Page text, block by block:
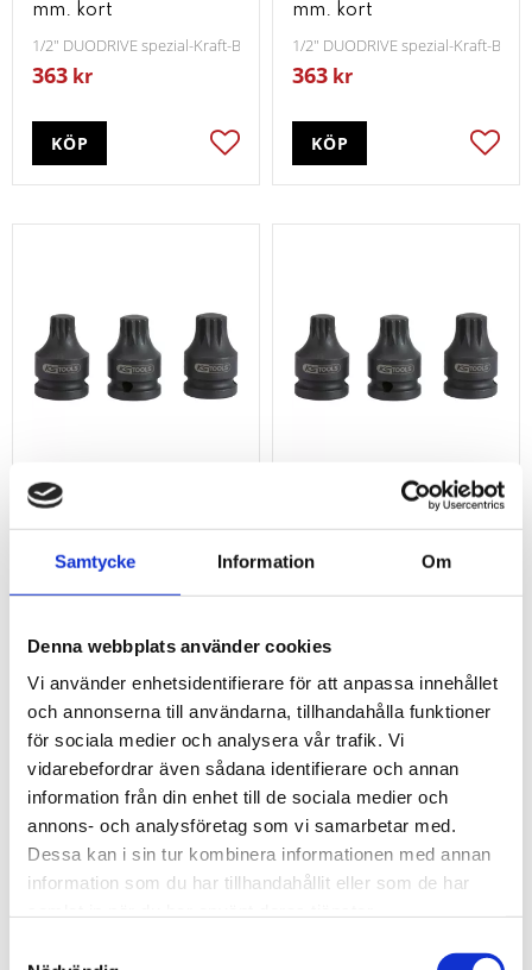
Samtycke Information Om
Denna webbplats använder cookies
Vi använder enhetsidentifierare för att anpassa innehållet
och annonserna till användarna, tillhandahålla funktioner
för sociala medier och analysera vår trafik. Vi
vidarebefordrar även sådana identifierare och annan
information från din enhet till de sociala medier och
annons- och analysföretag som vi samarbetar med.
Dessa kan i sin tur kombinera informationen med annan
information som du har tillhandahållit eller som de har
mm. kort
1/2" DUODRIVE spezial-Kraft-Bit-hylsa XZN M16 43 mm kort
363 kr
Lägg till i favoriter
KÖP
mm. kort
1/2" DUODRIVE spezial-Kraft-Bit-
363 kr
KÖP
1/2" Kraft Bithylsa
XZN. kort. M14
1/2” Kraft Bithylsa XZN kort M14
191kr
Lägg till i favoriter
1/2" Kraft Bithylsa
XZN. kort. M16
1/2” Kraft Bithylsa XZN kort M16
201kr